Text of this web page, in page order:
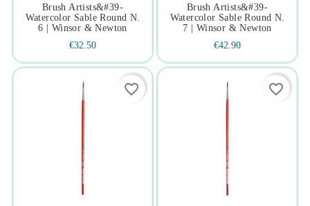
Brush Artists&#39-
Watercolor Sable Round N.
6 | Winsor & Newton
€32.50
Brush Artists&#39-
Watercolor Sable Round N.
7 | Winsor & Newton
€42.90
favorite_border favorite_border